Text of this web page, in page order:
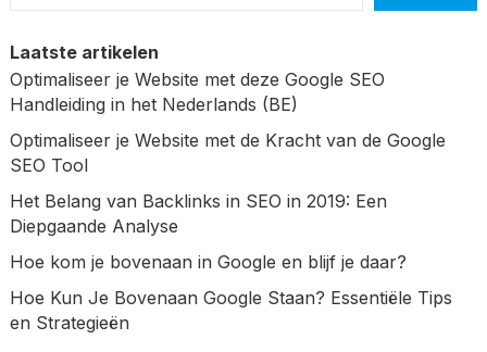
Laatste artikelen
Optimaliseer je Website met deze Google SEO
Handleiding in het Nederlands (BE)
Optimaliseer je Website met de Kracht van de Google
SEO Tool
Het Belang van Backlinks in SEO in 2019: Een
Diepgaande Analyse
Hoe kom je bovenaan in Google en blijf je daar?
Hoe Kun Je Bovenaan Google Staan? Essentiële Tips
en Strategieën